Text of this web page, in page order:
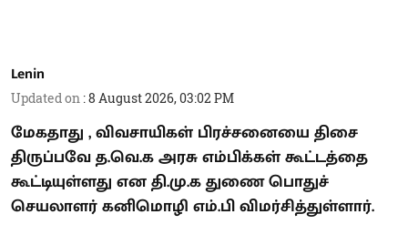
Lenin
Updated on :8 August 2026, 03:02 PM
மேகதாது , விவசாயிகள் பிரச்சனையை திசை
திருப்பவே த.வெ.க அரசு எம்பிக்கள் கூட்டத்தை
கூட்டியுள்ளது என தி.மு.க துணை பொதுச்
செயலாளர் கனிமொழி எம்.பி விமர்சித்துள்ளார்.